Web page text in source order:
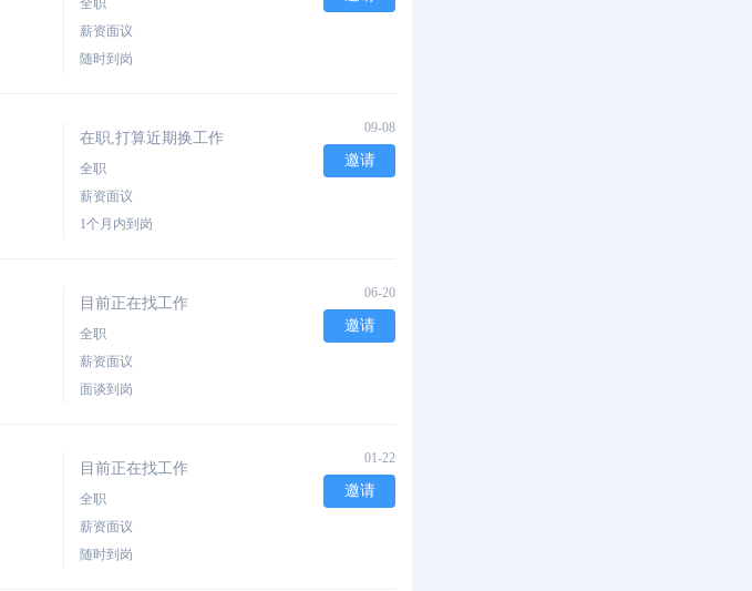
全职
薪资面议
随时到岗
在职,打算近期换工作
全职
薪资面议
1个月内到岗
09-08
邀请
目前正在找工作
全职
薪资面议
面谈到岗
06-20
邀请
目前正在找工作
全职
薪资面议
随时到岗
01-22
邀请